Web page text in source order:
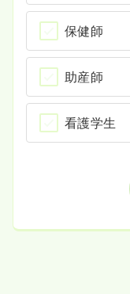
保健師
助産師
看護学生